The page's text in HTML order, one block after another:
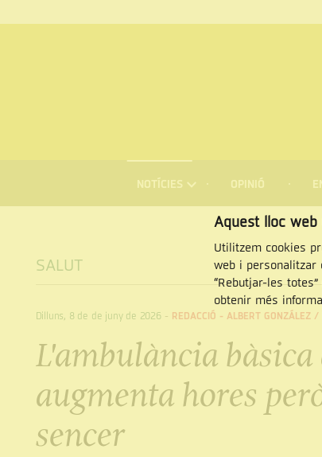
NOTÍCIES OPINIÓ
SALUT
Dilluns, 8 de de juny de 2026 - REDACCIÓ - ALBERT GONZÁLEZ /
L'ambulància bàsica
augmenta hores
sencer
Aquest lloc
Utilitzem cookies
web i personalitzar
“Rebutjar-les
obtenir més